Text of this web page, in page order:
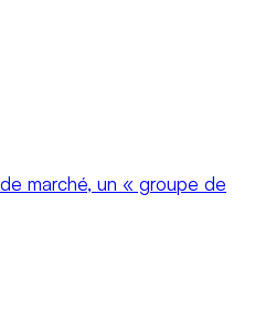
marché, un « groupe de